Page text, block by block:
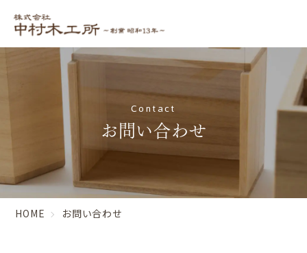
Contact
お問い合わせ
HOME お問い合わせ